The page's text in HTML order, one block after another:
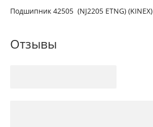
Подшипник 42505 (NJ2205 ETNG) (KINEX)
Отзывы